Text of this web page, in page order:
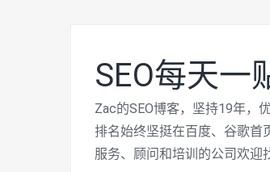
SEO每天一
Zac的SEO博客，坚持19年，
排名始终坚挺在百度、谷歌首
服务、顾问和培训的公司欢迎